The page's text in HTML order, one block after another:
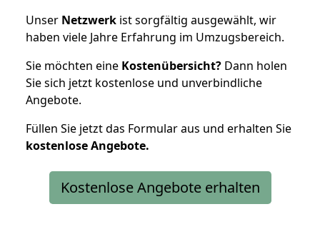
Unser Netzwerk ist sorgfältig ausgewählt, wir
haben viele Jahre Erfahrung im Umzugsbereich.
Sie möchten eine Kostenübersicht? Dann holen
Sie sich jetzt kostenlose und unverbindliche
Angebote.
Füllen Sie jetzt das Formular aus und erhalten Sie
kostenloseAngebote.
Kostenlose Angebote erhalten